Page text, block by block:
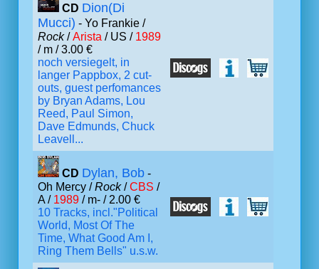
CD Dion(Di
Mucci) - Yo Frankie /
Rock/Arista / US / 1989
/ m / 3.00 €
noch versiegelt, in
langer Pappbox, 2 cut-
outs, guest perfomances
by Bryan Adams, Lou
Reed, Paul Simon,
Dave Edmunds, Chuck
Leavell...
CD Dylan, Bob -
Oh Mercy /Rock/CBS /
A / 1989 / m- / 2.00 €
10 Tracks, incl."Political
World, Most Of The
Time, What Good Am I,
Ring Them Bells" u.s.w.